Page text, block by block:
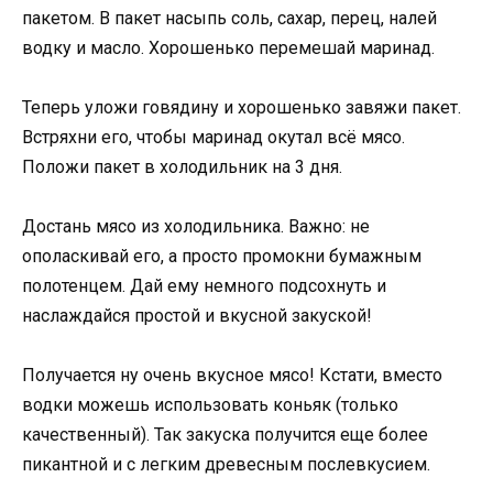
пакетом. В пакет насыпь соль, сахар, перец, налей
водку и масло. Хорошенько перемешай маринад.
Теперь уложи говядину и хорошенько завяжи пакет.
Встряхни его, чтобы маринад окутал всё мясо.
Положи пакет в холодильник на 3 дня.
Достань мясо из холодильника. Важно: не
ополаскивай его, а просто промокни бумажным
полотенцем. Дай ему немного подсохнуть и
наслаждайся простой и вкусной закуской!
Получается ну очень вкусное мясо! Кстати, вместо
водки можешь использовать коньяк (только
качественный). Так закуска получится еще более
пикантной и с легким древесным послевкусием.